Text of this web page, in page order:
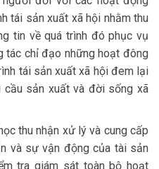
tái sản xuất xã hội nhằm thu
tin về quá trình đó phục vụ
tác chỉ đạo những hoạt đông
tái sản xuất xã hội đem lại
cầu sản xuất và đời sống xã
thu nhận xử lý và cung cấp
và sự vận động của tài sản
tra giám sát toàn bộ hoạt